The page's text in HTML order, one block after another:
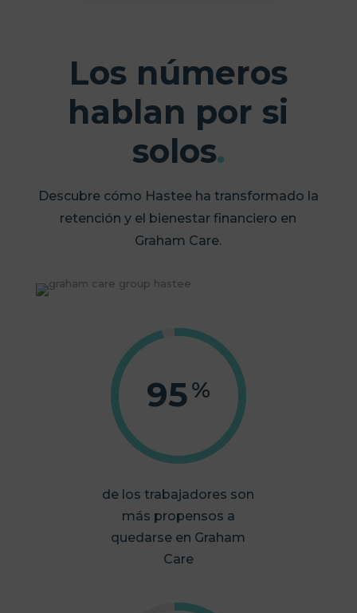
Los números
hablan por si
solos.
Descubre cómo Hastee ha transformado la
retención y el bienestar financiero en
Graham Care.
95%
de los trabajadores son
más propensos a
quedarse en Graham
Care